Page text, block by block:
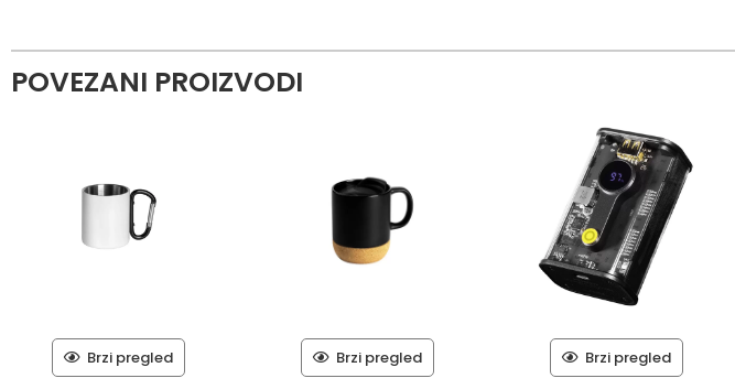
POVEZANI PROIZVODI
Brzi pregled Brzi pregled Brzi pregled